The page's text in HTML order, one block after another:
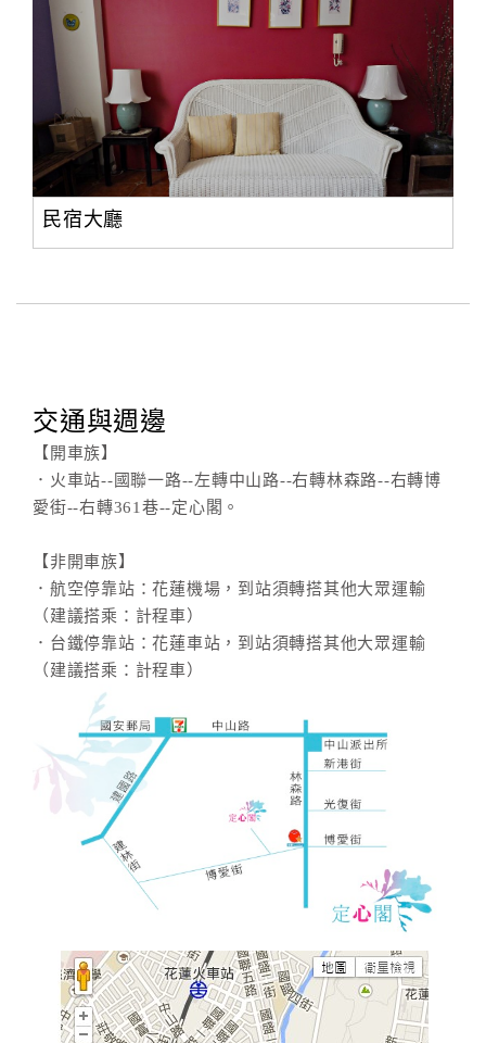
民宿大廳
交通與週邊
【開車族】
．火車站--國聯一路--左轉中山路--右轉林森路--右轉博
愛街--右轉361巷--定心閣。
【非開車族】
．航空停靠站：花蓮機場，到站須轉搭其他大眾運輸
（建議搭乘：計程車）
．台鐵停靠站：花蓮車站，到站須轉搭其他大眾運輸
（建議搭乘：計程車）